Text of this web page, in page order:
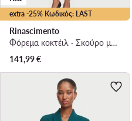
extra -25% Κωδικός: LAST
Rinascimento
Φόρεμα κοκτέιλ · Σκούρο μπλε · Midi
141,99€